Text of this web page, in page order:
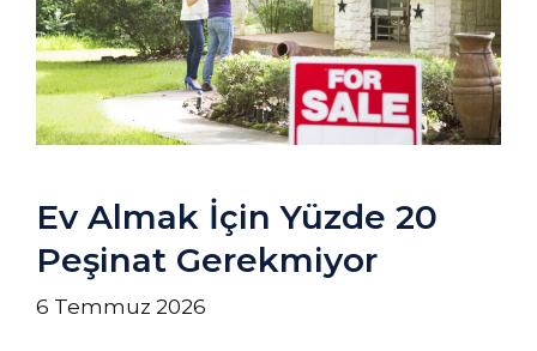
Ev Almak İçin Yüzde 20
Peşinat Gerekmiyor
6 Temmuz 2026